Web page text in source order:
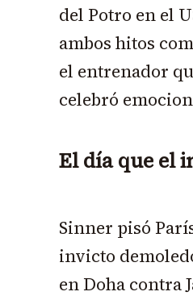
del Potro en el
ambos hitos
el entrenador
celebró
El día que el
Sinner pisó
invicto
en Doha contra